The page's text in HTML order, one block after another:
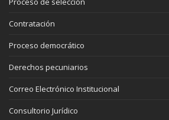
Contratación
Proceso democrático
Derechos pecuniarios
Correo Electrónico Institucional
Consultorio Jurídico